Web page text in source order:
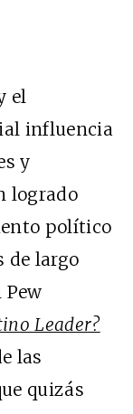
el
influencia
y
logrado
político
de largo
Leader?
las
quizás